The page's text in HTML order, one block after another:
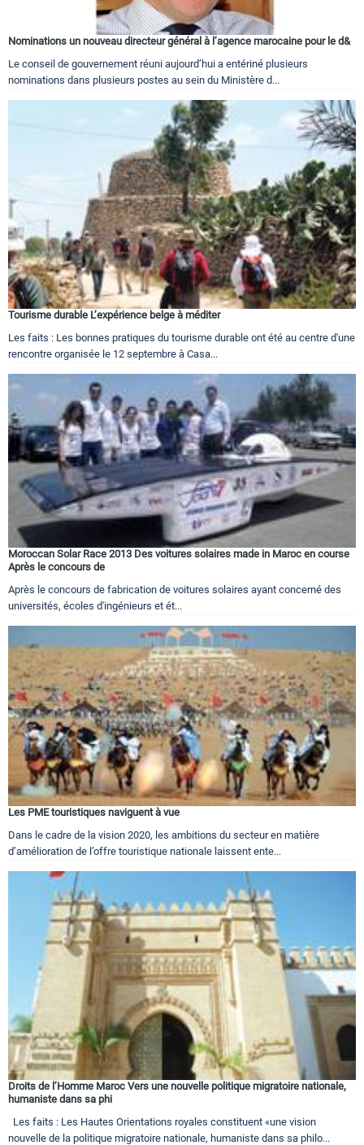
Nominations un nouveau directeur général à l’agence marocaine pour le d&
Le conseil de gouvernement réuni aujourd’hui a entériné plusieurs
nominations dans plusieurs postes au sein du Ministère d...
Tourisme durable L’expérience belge à méditer
Les faits : Les bonnes pratiques du tourisme durable ont été au centre d'une
rencontre organisée le 12 septembre à Casa...
Moroccan Solar Race 2013 Des voitures solaires made in Maroc en course
Après le concours de
Après le concours de fabrication de voitures solaires ayant concerné des
universités, écoles d'ingénieurs et ét...
Les PME touristiques naviguent à vue
Dans le cadre de la vision 2020, les ambitions du secteur en matière
d’amélioration de l’offre touristique nationale laissent ente...
Droits de l’Homme Maroc Vers une nouvelle politique migratoire nationale,
humaniste dans sa phi
Les faits : Les Hautes Orientations royales constituent «une vision
nouvelle de la politique migratoire nationale, humaniste dans sa philo...